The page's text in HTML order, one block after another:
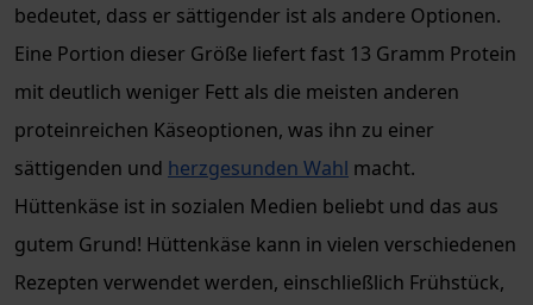
bedeutet, dass er sättigender ist als andere Optionen.
Eine Portion dieser Größe liefert fast 13 Gramm Protein
mit deutlich weniger Fett als die meisten anderen
proteinreichen Käseoptionen, was ihn zu einer
sättigenden und herzgesunden Wahl macht.
Hüttenkäse ist in sozialen Medien beliebt und das aus
gutem Grund! Hüttenkäse kann in vielen verschiedenen
Rezepten verwendet werden, einschließlich Frühstück,